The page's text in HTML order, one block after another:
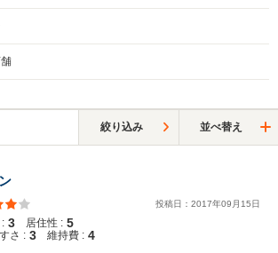
絞り込み 並べ替え
投稿日： 2017年09 月 15日
3 居住性 : 5
さ : 3 維持費 : 4